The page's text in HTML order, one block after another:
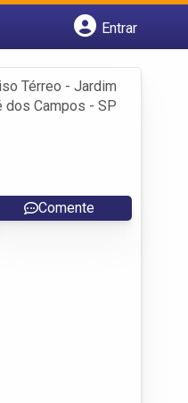
Entrar
Térreo - Jardim
dos Campos - SP
Comente